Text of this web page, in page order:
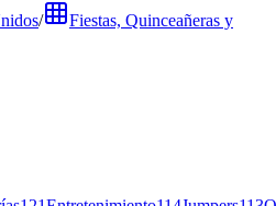
/
Fiestas, Quinceañeras y